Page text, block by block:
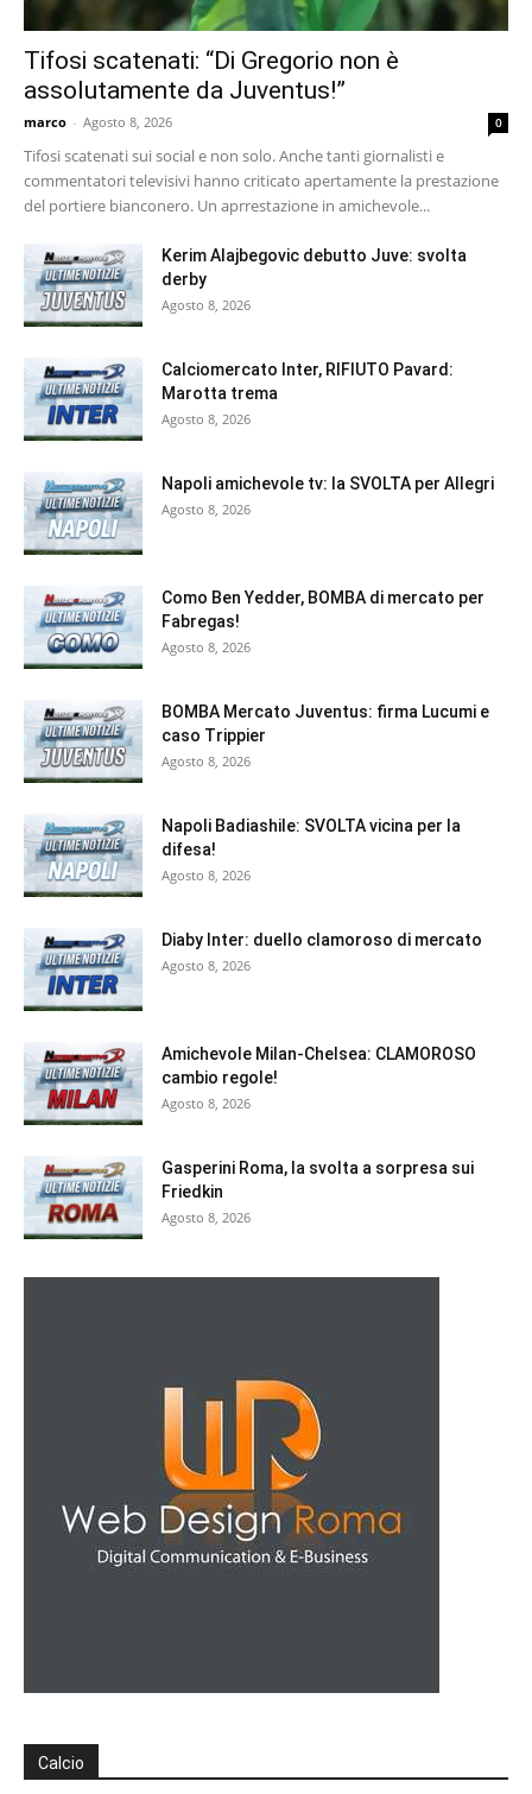
Tifosi scatenati: “Di Gregorio non è
assolutamente da Juventus!”
marco - Agosto 8, 2026 0
Tifosi scatenati sui social e non solo. Anche tanti giornalisti e
commentatori televisivi hanno criticato apertamente la prestazione
del portiere bianconero. Un aprrestazione in amichevole...
Kerim Alajbegovic debutto Juve: svolta
derby
Agosto 8, 2026
Calciomercato Inter, RIFIUTO Pavard:
Marotta trema
Agosto 8, 2026
Napoli amichevole tv: la SVOLTA per Allegri
Agosto 8, 2026
Como Ben Yedder, BOMBA di mercato per
Fabregas!
Agosto 8, 2026
BOMBA Mercato Juventus: firma Lucumi e
caso Trippier
Agosto 8, 2026
Napoli Badiashile: SVOLTA vicina per la
difesa!
Agosto 8, 2026
Diaby Inter: duello clamoroso di mercato
Agosto 8, 2026
Amichevole Milan-Chelsea: CLAMOROSO
cambio regole!
Agosto 8, 2026
Gasperini Roma, la svolta a sorpresa sui
Friedkin
Agosto 8, 2026
Calcio